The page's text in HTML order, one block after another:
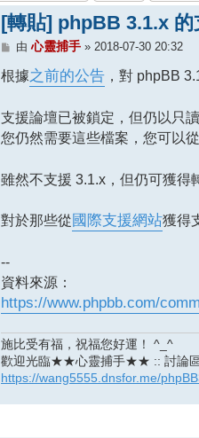
[轉貼] phpBB 3.1.x 的
文
由 心靈捕手» 2018-07-30 20:32
根據之前的公告 ，對 phpBB
支援論壇已被鎖定，但仍以只
您仍然需要這些檔案，您可以從
雖然不支援 3.1.x，但仍可獲得
對於那些從國際支援網站獲得
--
資料來源：
https://www.phpbb.com/
施比受有福，祝福您好運！ ^_^
歡迎光臨★★心靈捕手★★ :: 討論
https://wang5555.dnsfor.me/